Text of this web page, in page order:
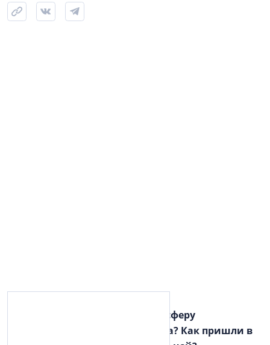
Почему вы выбрали для себя сферу
недвижимости и строительства? Как пришли в